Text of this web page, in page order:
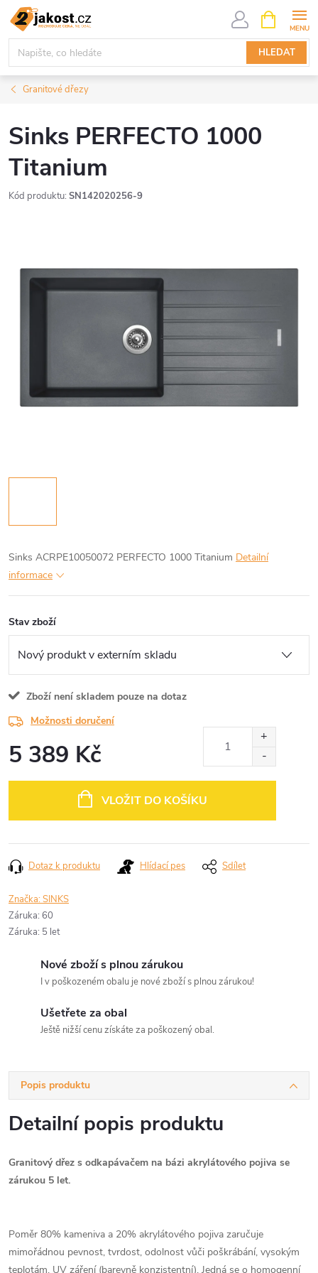
Přejít
obsah
HLEDAT
NÁKUPNÍ
KOŠÍK
Granitové dřezy
Sinks PERFECTO 1000
Titanium
Kód produktu: SN142020256-9
Sinks ACRPE10050072 PERFECTO 1000 Titanium Detailní
informace
Stav zboží
Zboží není skladem pouze na dotaz
Možnosti doručení
5 389 Kč
VLOŽIT DO KOŠÍKU
Dotaz k produktu Hlídací pes Sdílet
Značka:SINKS
Záruka: 60
Záruka: 5 let
Nové zboží s plnou zárukou
I v poškozeném obalu je nové zboží s plnou zárukou!
Ušetřete za obal
Ještě nižší cenu získáte za poškozený obal.
Popis produktu
Detailní popis produktu
Granitový dřez s odkapávačem na bázi akrylátového pojiva se
zárukou 5 let.
Poměr 80% kameniva a 20% akrylátového pojiva zaručuje
mimořádnou pevnost, tvrdost, odolnost vůči poškrábání, vysokým
teplotám, UV záření (barevně konzistentní). Jedná se o homogenní